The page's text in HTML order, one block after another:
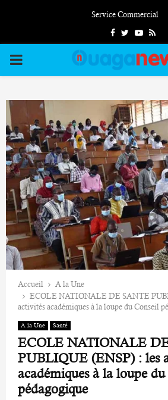
Service Commercial
FacebookTwitterYoutube
Rss
PRIMARY
Accueil
A la Une
ECOLE NATIONALE DE SANTE
activités académiques à la loupe du Conseil
A la Une Santé
ECOLE NATIONALE
PUBLIQUE (ENSP) : les
académiques à la loupe
pédagogique